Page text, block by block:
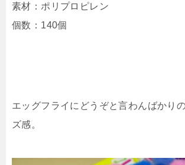
素材：ポリプロピレン
個数：140個
エッグフライにどうぞと言わんばかり
ズ感。